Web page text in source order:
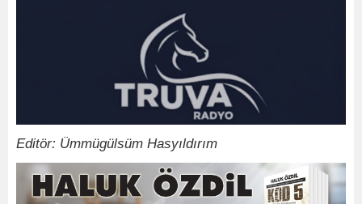
Editör: Ümmügülsüm Hasyıldırım